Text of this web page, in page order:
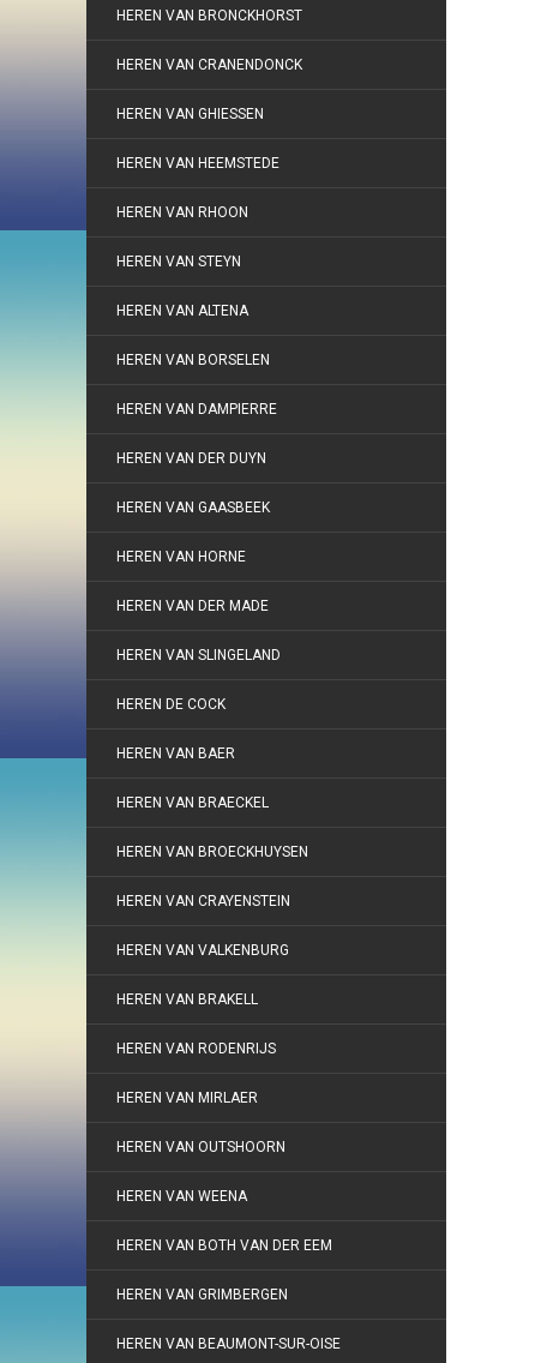
HEREN VAN BRONCKHORST
HEREN VAN CRANENDONCK
HEREN VAN GHIESSEN
HEREN VAN HEEMSTEDE
HEREN VAN RHOON
HEREN VAN STEYN
HEREN VAN ALTENA
HEREN VAN BORSELEN
HEREN VAN DAMPIERRE
HEREN VAN DER DUYN
HEREN VAN GAASBEEK
HEREN VAN HORNE
HEREN VAN DER MADE
HEREN VAN SLINGELAND
HEREN DE COCK
HEREN VAN BAER
HEREN VAN BRAECKEL
HEREN VAN BROECKHUYSEN
HEREN VAN CRAYENSTEIN
HEREN VAN VALKENBURG
HEREN VAN BRAKELL
HEREN VAN RODENRIJS
HEREN VAN MIRLAER
HEREN VAN OUTSHOORN
HEREN VAN WEENA
HEREN VAN BOTH VAN DER EEM
HEREN VAN GRIMBERGEN
HEREN VAN BEAUMONT-SUR-OISE